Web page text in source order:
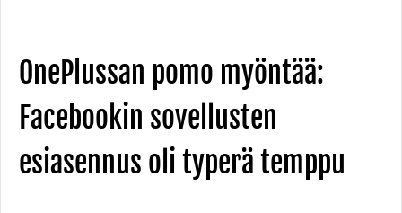
OnePlussan pomo myöntää:
Facebookin sovellusten
esiasennus oli typerä temppu